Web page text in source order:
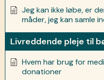
Jeg kan ikke løbe, er
måder, jeg kan samle
Livreddende pleje til
Hvem har brug for
donationer